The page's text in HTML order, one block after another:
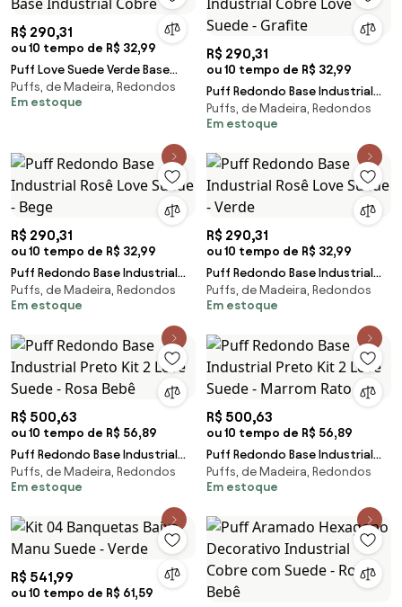
R$ 290,31
ou 10 tempo de R$ 32,99
Puff Love Suede Verde Base
Industrial Cobre
Puffs, de Madeira, Redondos
Em estoque
R$ 290,31
ou 10 tempo de R$ 32,99
Puff Redondo Base Industrial
Cobre Love Suede - Grafite
Puffs, de Madeira, Redondos
Em estoque
R$ 290,31
ou 10 tempo de R$ 32,99
Puff Redondo Base Industrial
Rosê Love Suede - Bege
Puffs, de Madeira, Redondos
Em estoque
R$ 290,31
ou 10 tempo de R$ 32,99
Puff Redondo Base Industrial
Rosê Love Suede - Verde
Puffs, de Madeira, Redondos
Em estoque
R$ 500,63
ou 10 tempo de R$ 56,89
Puff Redondo Base Industrial
Preto Kit 2 Love Suede - Rosa
Bebê
Puffs, de Madeira, Redondos
Em estoque
R$ 500,63
ou 10 tempo de R$ 56,89
Puff Redondo Base Industrial
Preto Kit 2 Love Suede -
Marrom Rato
Puffs, de Madeira, Redondos
Em estoque
R$ 541,99
ou 10 tempo de R$ 61,59